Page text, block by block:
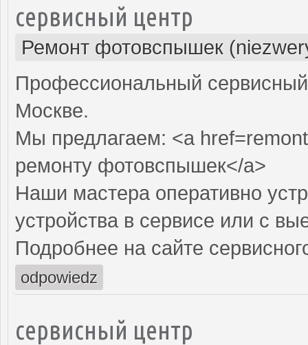
сервисный центр
Ремонт фотовспышек
Профессиональный
Москве.
Мы предлагаем: <a
ремонту фотовспышек</a>
Наши мастера оперативно
устройства в сервисе или с
Подробнее на сайте
odpowiedz
сервисный центр